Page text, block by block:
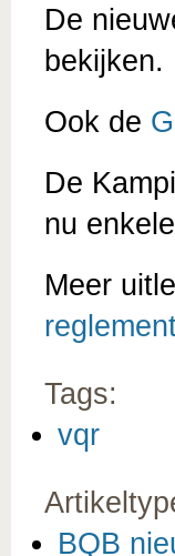
De
bekijken.
Ook de
De
nu enkele
Meer
Tags:
vqr
BQB